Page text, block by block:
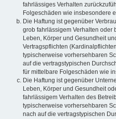
fahrlässiges Verhalten
Folgeschäden wie insbesondere
Die Haftung ist gegenüber
grob fahrlässigem Verhalten oder
Leben, Körper und Gesundheit
Vertragspflichten
typischerweise vorhersehbaren
auf die vertragstypischen
für mittelbare Folgeschäden wie
Die Haftung ist gegenüber
Leben, Körper und Gesundheit
fahrlässigem Verhalten des
typischerweise vorhersehbaren
nach auf die vertragstypischen